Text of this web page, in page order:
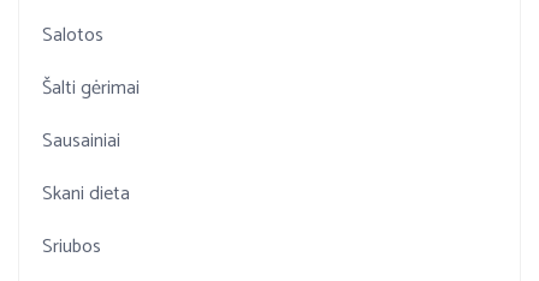
Salotos
Šalti gėrimai
Sausainiai
Skani dieta
Sriubos